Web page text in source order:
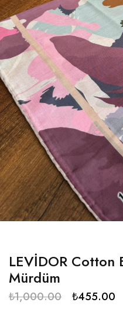
LEVİDOR
Mürdüm
₺1,000.00 ₺455.00